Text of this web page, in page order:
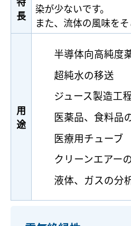
長
染が少ないです。
また、流体の風味を
用
途
半導体向高純度
超純水の移送
ジュース製造工
医薬品、食料品
医療用チューブ
クリーンエアー
液体、ガスの分